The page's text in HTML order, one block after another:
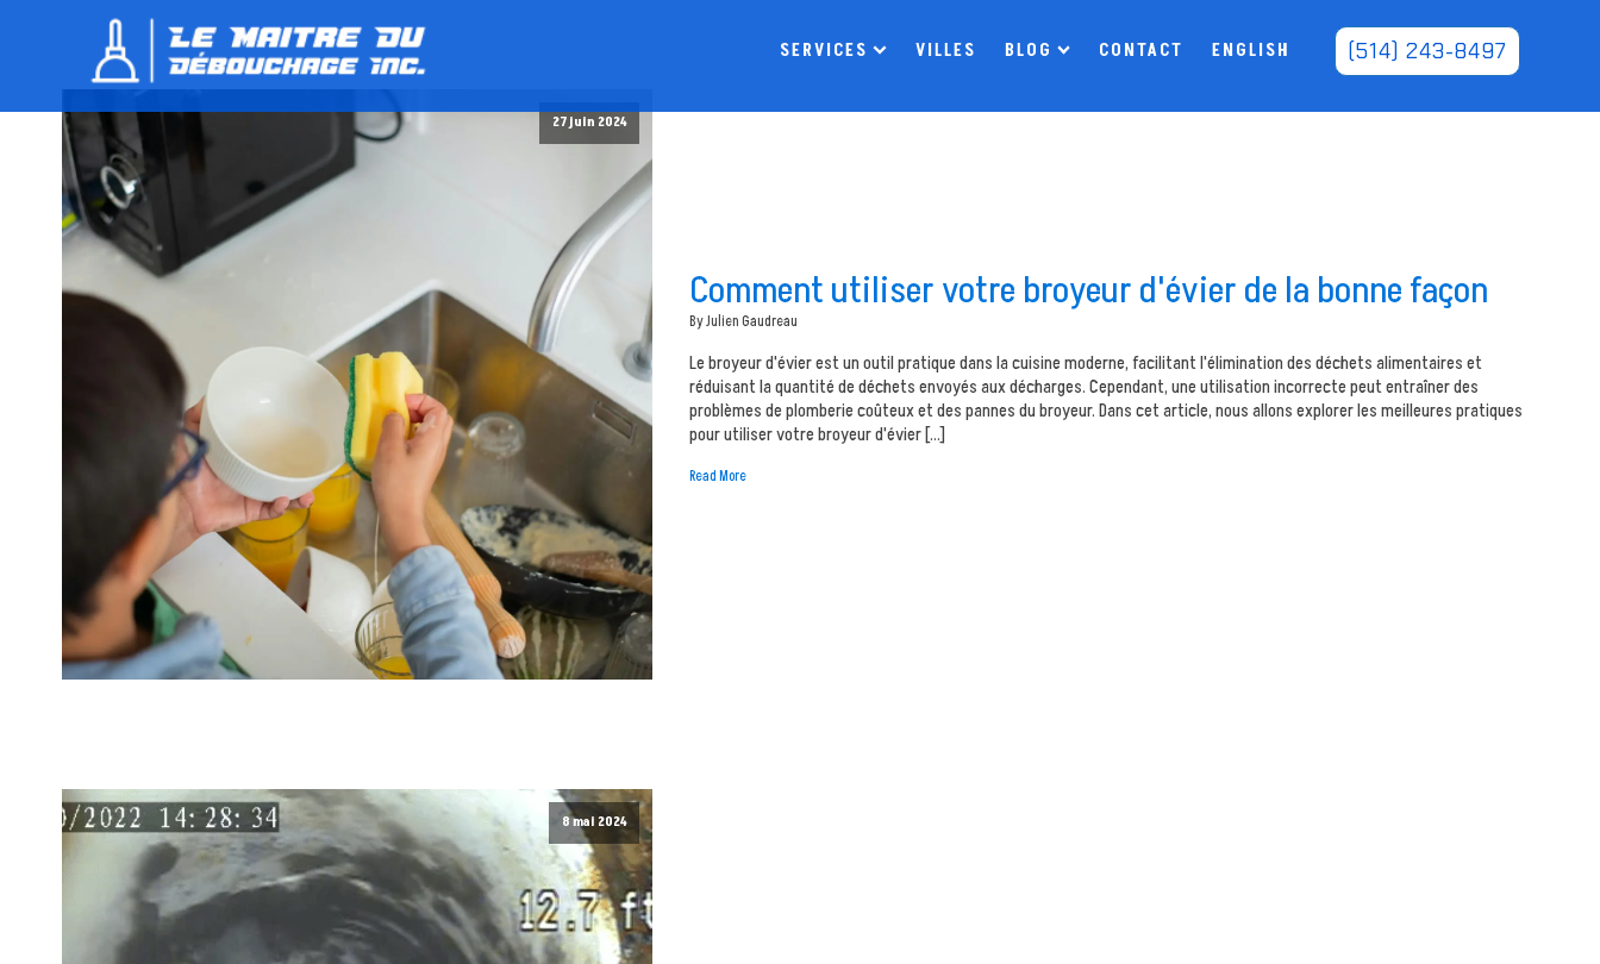
SERVICES VILLES BLOG CONTACT ENGLISH (514) 243-8497
27 juin 2024
Comment utiliser votre broyeur d'évier de la bonne façon
By Julien Gaudreau
Le broyeur d'évier est un outil pratique dans la cuisine moderne, facilitant l'élimination des déchets alimentaires et
réduisant la quantité de déchets envoyés aux décharges. Cependant, une utilisation incorrecte peut entraîner des
problèmes de plomberie coûteux et des pannes du broyeur. Dans cet article, nous allons explorer les meilleures pratiques
pour utiliser votre broyeur d'évier […]
Read More
8 mai 2024